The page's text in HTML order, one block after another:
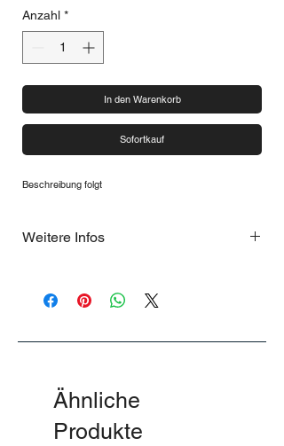
Anzahl *
In den Warenkorb
Sofortkauf
Beschreibung folgt
Weitere Infos
Ähnliche
Produkte